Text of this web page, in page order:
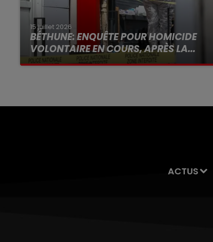
15 juillet 2026
BÉTHUNE: ENQUÊTE POUR HOMICIDE
VOLONTAIRE EN COURS, APRÈS LA...
Selon les premiers éléments, le logement
ACTUS